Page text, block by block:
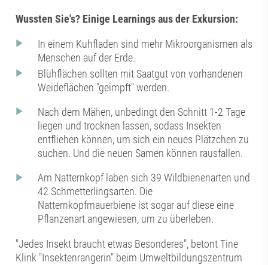
Wussten Sie's? Einige Learnings aus der Exkursion:
In einem Kuhfladen sind mehr Mikroorganismen als
Menschen auf der Erde.
Blühflächen sollten mit Saatgut von vorhandenen
Weideflächen "geimpft" werden.
Nach dem Mähen, unbedingt den Schnitt 1-2 Tage
liegen und trocknen lassen, sodass Insekten
entfliehen können, um sich ein neues Plätzchen zu
suchen. Und die neuen Samen können rausfallen.
Am Natternkopf laben sich 39 Wildbienenarten und
42 Schmetterlingsarten. Die
Natternkopfmauerbiene ist sogar auf diese eine
Pflanzenart angewiesen, um zu überleben.
"Jedes Insekt braucht etwas Besonderes", betont Tine
Klink "Insektenrangerin" beim Umweltbildungszentrum